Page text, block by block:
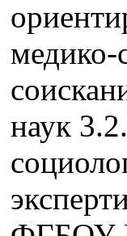
медико-
наук